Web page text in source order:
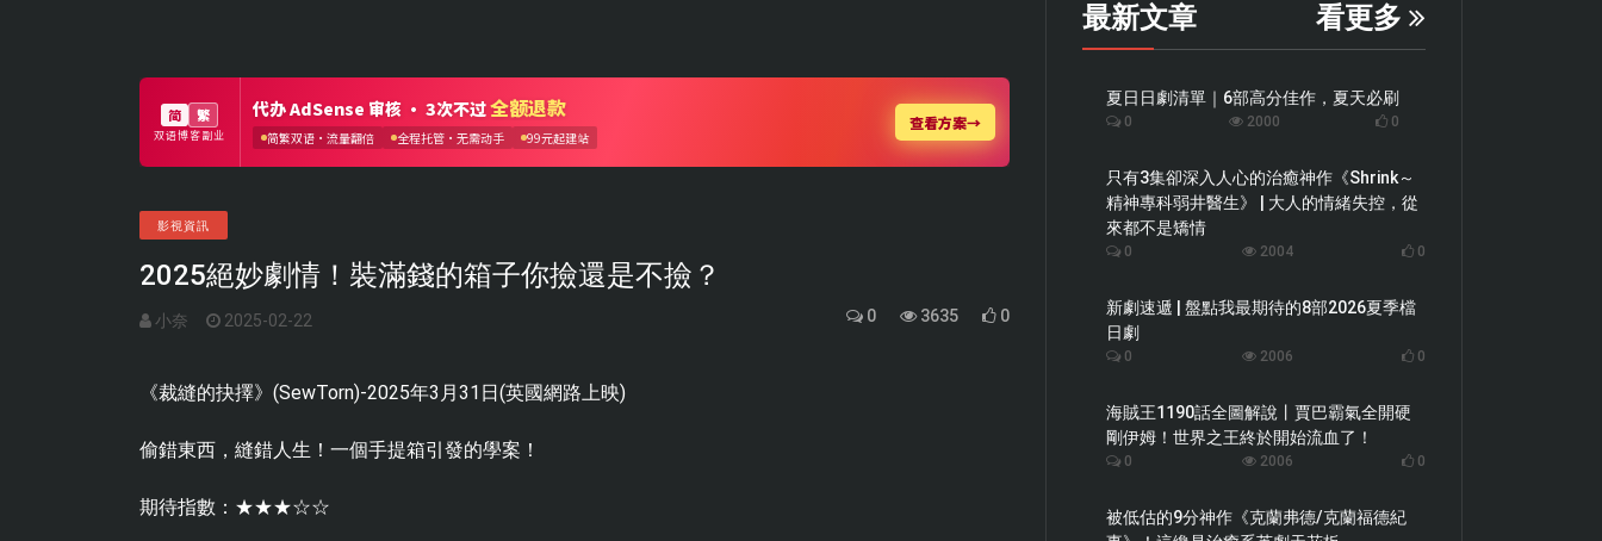
影視資訊
2025絕妙劇情！裝滿錢的箱子你撿還是不撿？
小奈 2025-02-22 0 3635 0
《裁縫的抉擇》(SewTorn)-2025年3月31日(英國網路上映)
偷錯東西，縫錯人生！一個手提箱引發的學案！
期待指數：★★★☆☆
最新文章 看更多
夏日日劇清單｜6部高分佳作，夏天必刷
0 2000 0
只有3集卻深入人心的治癒神作《Shrink～
精神專科弱井醫生》 | 大人的情緒失控，從
來都不是矯情
0 2004 0
新劇速遞 | 盤點我最期待的8部2026夏季檔
日劇
0 2006 0
海賊王1190話全圖解說丨賈巴霸氣全開硬
剛伊姆！世界之王終於開始流血了！
0 2006 0
被低估的9分神作《克蘭弗德/克蘭福德紀